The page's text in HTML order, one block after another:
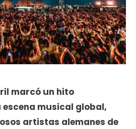
marcó un hito
escena musical global,
artistas alemanes de